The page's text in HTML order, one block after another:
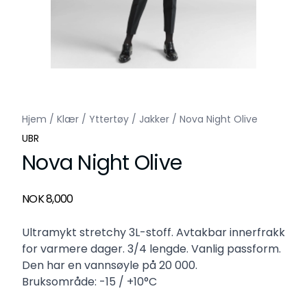
Hjem / Klær / Yttertøy / Jakker / Nova Night Olive
UBR
Nova Night Olive
Produktdetaljer
NOK 8,000
Description
Ultramykt stretchy 3L-stoff. Avtakbar innerfrakk
for varmere dager. 3/4 lengde. Vanlig passform.
Den har en vannsøyle på 20 000.
Bruksområde: -15 / +10°C